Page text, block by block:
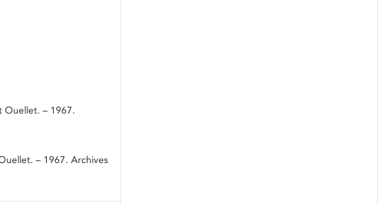
Ouellet. – 1967.
– 1967. Archives